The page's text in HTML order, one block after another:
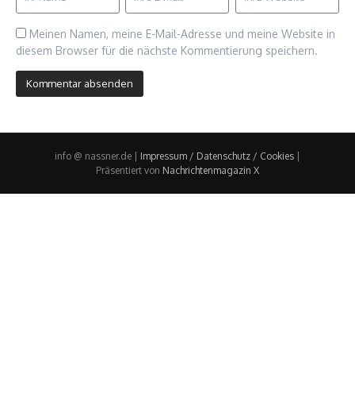
Meinen Namen, meine E-Mail-Adresse und meine Website in
diesem Browser für die nächste Kommentierung speichern.
info @ nassner.de | Impressum / Datenschutz / Cookies |
Präsentiert von Nachrichtenmagazin X